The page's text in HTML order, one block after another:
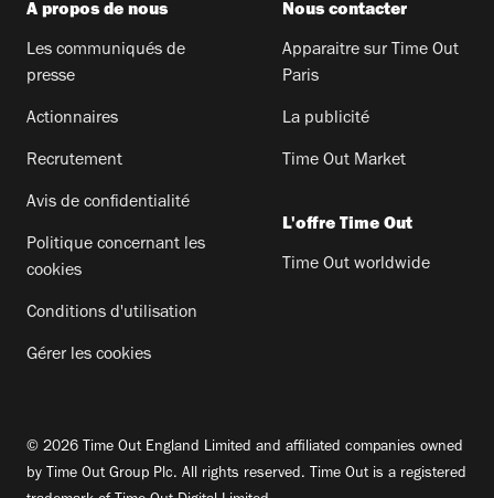
A propos de nous
Les communiqués de
presse
Actionnaires
Recrutement
Avis de confidentialité
Politique concernant les
cookies
Conditions d'utilisation
Gérer les cookies
Nous contacter
Apparaitre sur Time Out
Paris
La publicité
Time Out Market
L'offre Time Out
Time Out worldwide
© 2026 Time Out England Limited and affiliated companies owned
by Time Out Group Plc. All rights reserved. Time Out is a registered